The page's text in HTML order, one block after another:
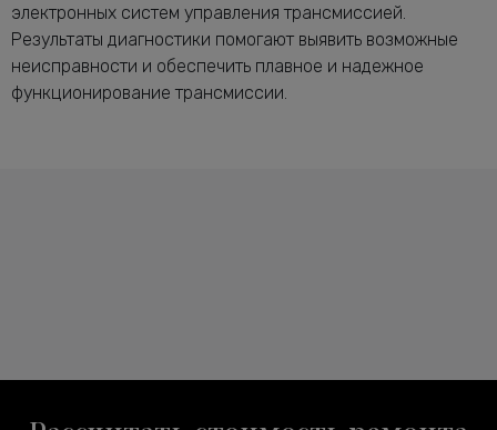
электронных систем управления трансмиссией.
Результаты диагностики помогают выявить возможные
неисправности и обеспечить плавное и надежное
функционирование трансмиссии.